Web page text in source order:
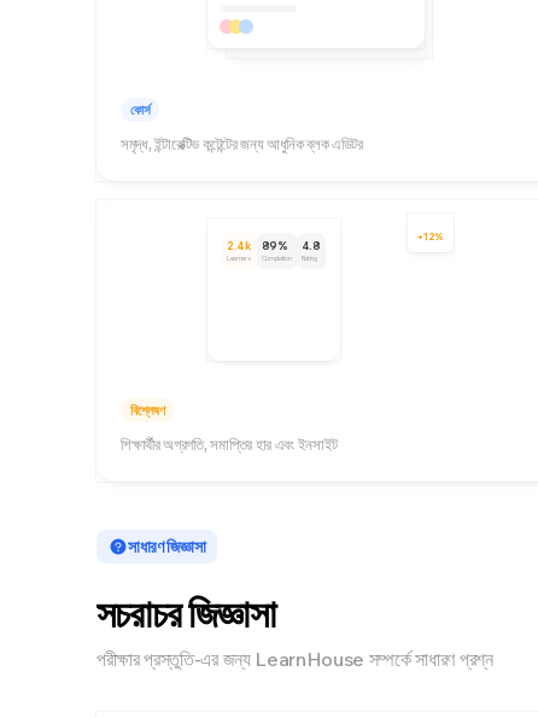
কোর্স
সমৃদ্ধ, ইন্টারেক্টিভ কন্টেন্টের জন্য আধুনিক ব্লক এডিটর
2.4k
Learners
89%
Completion
4.8
Rating
+12%
বিশ্লেষণ
শিক্ষার্থীর অগ্রগতি, সমাপ্তির হার এবং ইনসাইট
সাধারণ জিজ্ঞাসা
সচরাচর জিজ্ঞাসা
পরীক্ষার প্রস্তুতি-এর জন্য LearnHouse সম্পর্কে সাধারণ প্রশ্ন